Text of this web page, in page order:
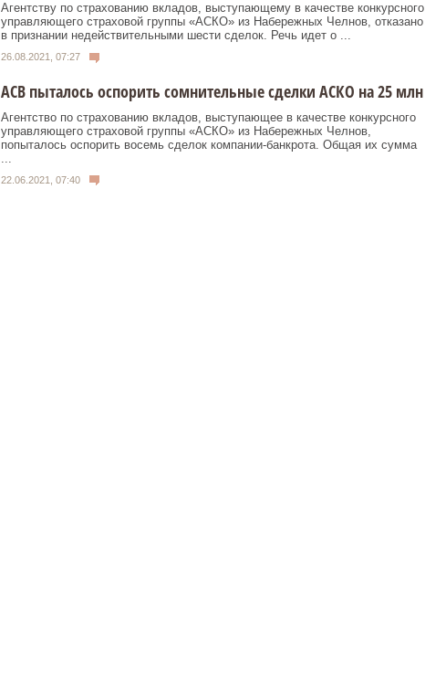
Агентству по страхованию вкладов, выступающему в качестве конкурсного
управляющего страховой группы «АСКО» из Набережных Челнов, отказано
в признании недействительными шести сделок. Речь идет о ...
26.08.2021, 07:27
АСВ пыталось оспорить сомнительные сделки АСКО на 25 млн
Агентство по страхованию вкладов, выступающее в качестве конкурсного
управляющего страховой группы «АСКО» из Набережных Челнов,
попыталось оспорить восемь сделок компании-банкрота. Общая их сумма
22.06.2021, 07:40